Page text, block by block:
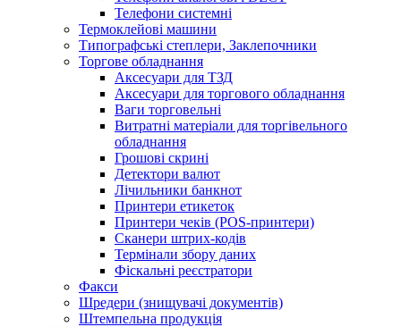
Телефони системні
Термоклейові машини
Типографські степлери, Заклепочники
Торгове обладнання
Аксесуари для ТЗД
Аксесуари для торгового обладнання
Ваги торговельні
Витратні матеріали для торгівельного
обладнання
Грошові скрині
Детектори валют
Лічильники банкнот
Принтери етикеток
Принтери чеків (POS-принтери)
Сканери штрих-кодів
Термінали збору даних
Фіскальні реєстратори
Факси
Шредери (знищувачі документів)
Штемпельна продукція